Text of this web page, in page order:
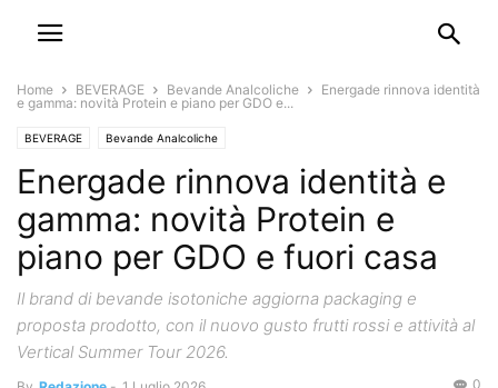
Home BEVERAGE Bevande Analcoliche
Energade rinnova identità
e gamma: novità Protein e piano per GDO e...
BEVERAGE Bevande Analcoliche
Energade rinnova identità e
gamma: novità Protein e
piano per GDO e fuori casa
Il brand di bevande isotoniche aggiorna packaging e
proposta prodotto, con il nuovo gusto frutti rossi e attività al
Vertical Summer Tour 2026.
0